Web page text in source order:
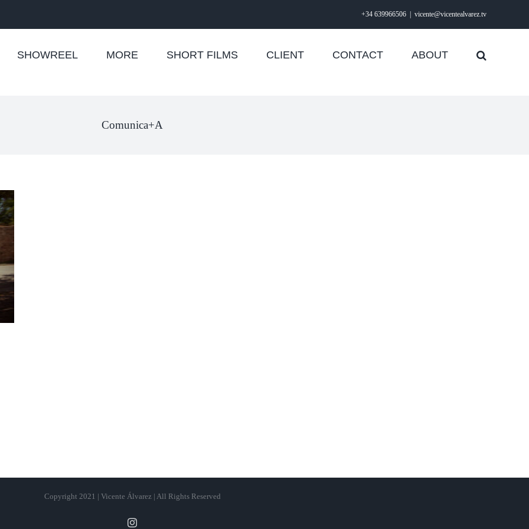
+34 639966506 vicente@vicentealvarez.tv
SHOWREEL MORE SHORT FILMS CLIENT CONTACT ABOUT
Comunica+A
Copyright 2021 | Vicente Álvarez | All Rights Reserved
Instagram